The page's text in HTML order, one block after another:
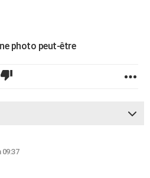
photo peut-être
09:37